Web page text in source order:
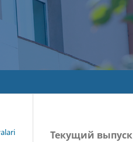
Текущий выпуск